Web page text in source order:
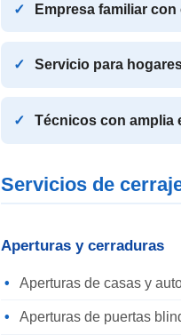
Empresa familiar
Servicio para
Técnicos con amplia
Servicios de
Aperturas y cerraduras
Aperturas de casas y
Aperturas de puertas